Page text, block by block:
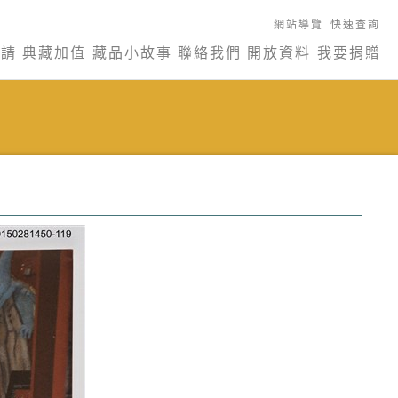
網站導覽 快速查詢
典藏加值 藏品小故事 聯絡我們 開放資料 我要捐贈